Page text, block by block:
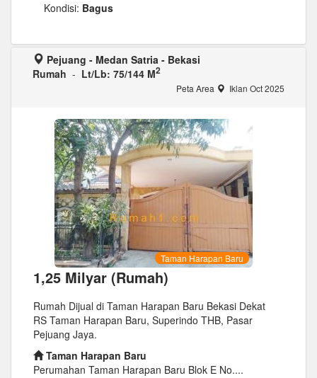
Kondisi: Bagus
Pejuang - Medan Satria - Bekasi
Rumah - Lt/Lb: 75/144 M2
Peta Area Iklan Oct 2025
Taman Harapan Baru
1,25 Milyar (Rumah)
Rumah Dijual di Taman Harapan Baru Bekasi Dekat
RS Taman Harapan Baru, Superindo THB, Pasar
Pejuang Jaya.
Taman Harapan Baru
Perumahan Taman Harapan Baru Blok E No....